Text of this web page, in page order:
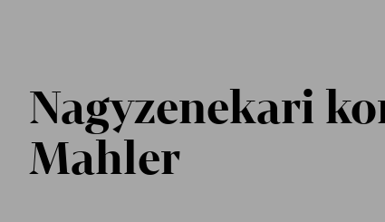
Nagyzenekari
Mahler